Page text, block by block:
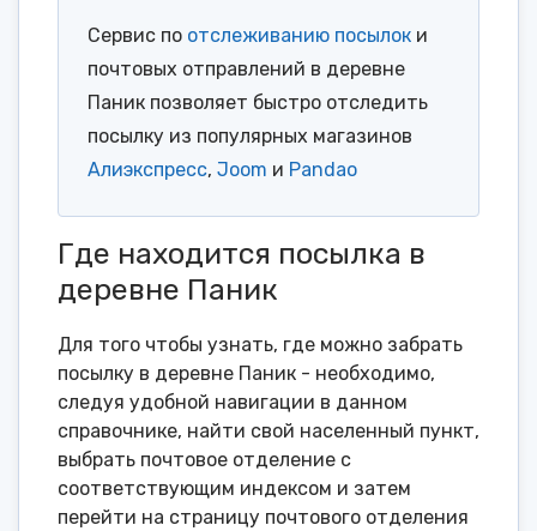
Сервис по отслеживанию посылок и
почтовых отправлений в деревне
Паник позволяет быстро отследить
посылку из популярных магазинов
Алиэкспресс, Joom и Pandao
Где находится посылка в
деревне Паник
Для того чтобы узнать, где можно забрать
посылку в деревне Паник - необходимо,
следуя удобной навигации в данном
справочнике, найти свой населенный пункт,
выбрать почтовое отделение с
соответствующим индексом и затем
перейти на страницу почтового отделения